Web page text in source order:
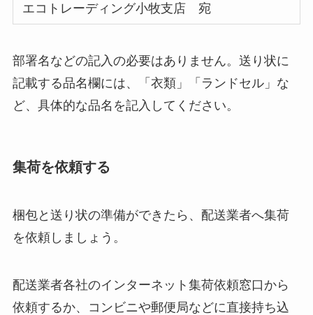
エコトレーディング小牧支店 宛
部署名などの記入の必要はありません。送り状に
記載する品名欄には、「衣類」「ランドセル」な
ど、具体的な品名を記入してください。
集荷を依頼する
梱包と送り状の準備ができたら、配送業者へ集荷
を依頼しましょう。
配送業者各社のインターネット集荷依頼窓口から
依頼するか、コンビニや郵便局などに直接持ち込